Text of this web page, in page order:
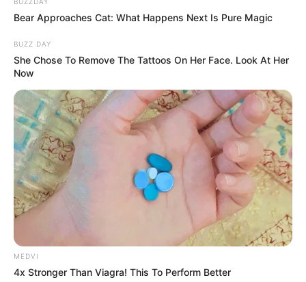
Why this ordinary drink is the secret to feeling
your best every day
CTA FAVORITE
Bear Approaches Cat: What Happens Next Is Pure Magic
BUZZ DAY
She Chose To Remove The Tattoos On Her Face. Look At Her
Now
MEDVI
4x Stronger Than Viagra! This To Perform Better